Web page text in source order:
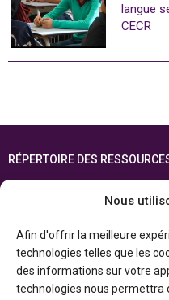
Nous
Afin d'offrir la meilleure
technologies telles que les
des informations sur votre
technologies nous permettra
langue
CECR
RÉPERTOIRE DES
ENGLISH
Cette ressource est réalisée
l’Ontario et du gouvernement du